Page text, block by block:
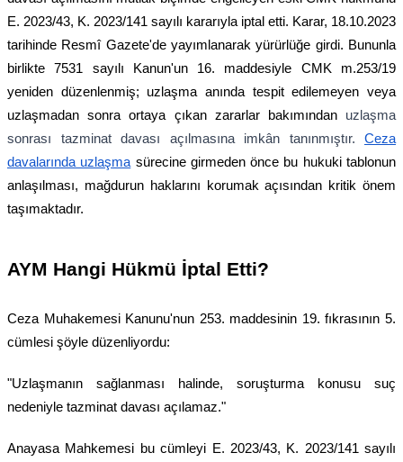
E. 2023/43, K. 2023/141 sayılı kararıyla iptal etti. Karar, 18.10.2023
tarihinde Resmî Gazete'de yayımlanarak yürürlüğe girdi. Bununla
birlikte 7531 sayılı Kanun'un 16. maddesiyle CMK m.253/19
yeniden düzenlenmiş; uzlaşma anında tespit edilemeyen veya
uzlaşmadan sonra ortaya çıkan zararlar bakımından uzlaşma
sonrası tazminat davası açılmasına imkân tanınmıştır.
Ceza
davalarında uzlaşma sürecine girmeden önce bu hukuki tablonun
anlaşılması, mağdurun haklarını korumak açısından kritik önem
taşımaktadır.
AYM Hangi Hükmü İptal Etti?
Ceza Muhakemesi Kanunu'nun 253. maddesinin 19. fıkrasının 5.
cümlesi şöyle düzenliyordu:
"Uzlaşmanın sağlanması halinde, soruşturma konusu suç
nedeniyle tazminat davası açılamaz."
Anayasa Mahkemesi bu cümleyi E. 2023/43, K. 2023/141 sayılı